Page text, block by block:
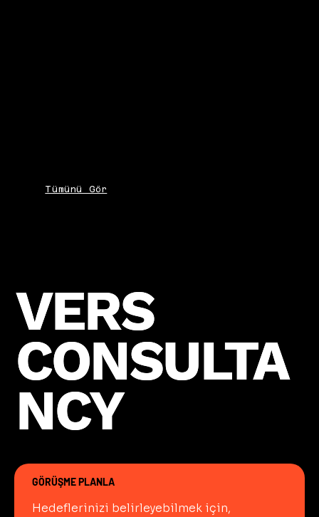
Tümünü Gör
VERS
CONSULTA
NCY
VERS
CONSULTA
NCY
GÖRÜŞME PLANLA
Hedeflerinizi belirleyebilmek için,